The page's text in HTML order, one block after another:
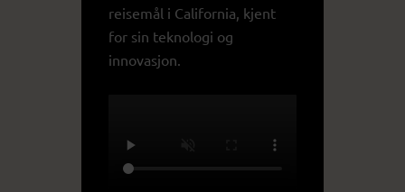
reisemål i California, kjent
for sin teknologi og
innovasjon.